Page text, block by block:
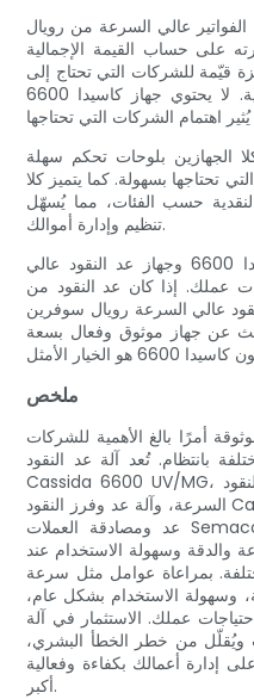
الفواتير عالي السرعة من رويال
على حساب القيمة الإجمالية
قيّمة للشركات التي تحتاج إلى
تتبع القيمة الإجمالية لمعاملاتها النقدية. لا يحتوي جهاز كاسيدا 6600
الجهازين بلوحات تحكم سهلة
تحتاجها بسهولة. كما يتميز كلا
حسب الفئات، مما يُسهّل
تنظيم وإدارة أموالك.
في النهاية، يعتمد الاختيار بين كاسيدا 6600 وجهاز عد النقود عالي
عملك. إذا كان عد النقود من
عالي السرعة رويال سوفرين
عن جهاز موثوق وفعال بسعة
ملخص
أمرًا بالغ الأهمية للشركات
بانتظام. تُعد آلة عد النقود
Cassida 6600 UV/MG، وآلة عد النقود Royal Sovereign عالية
السرعة، وآلة عد وفرز النقود Cassida 7750R للفئات المختلفة، وآلة
عد ومصادقة العملات Semacon S-2500 المصرفية، من أفضل
والدقة وسهولة الاستخدام عند
بمراعاة عوامل مثل سرعة
وسهولة الاستخدام بشكل عام،
عملك. الاستثمار في آلة
ويُقلّل من خطر الخطأ البشري،
إدارة أعمالك بكفاءة وفعالية
أكبر.